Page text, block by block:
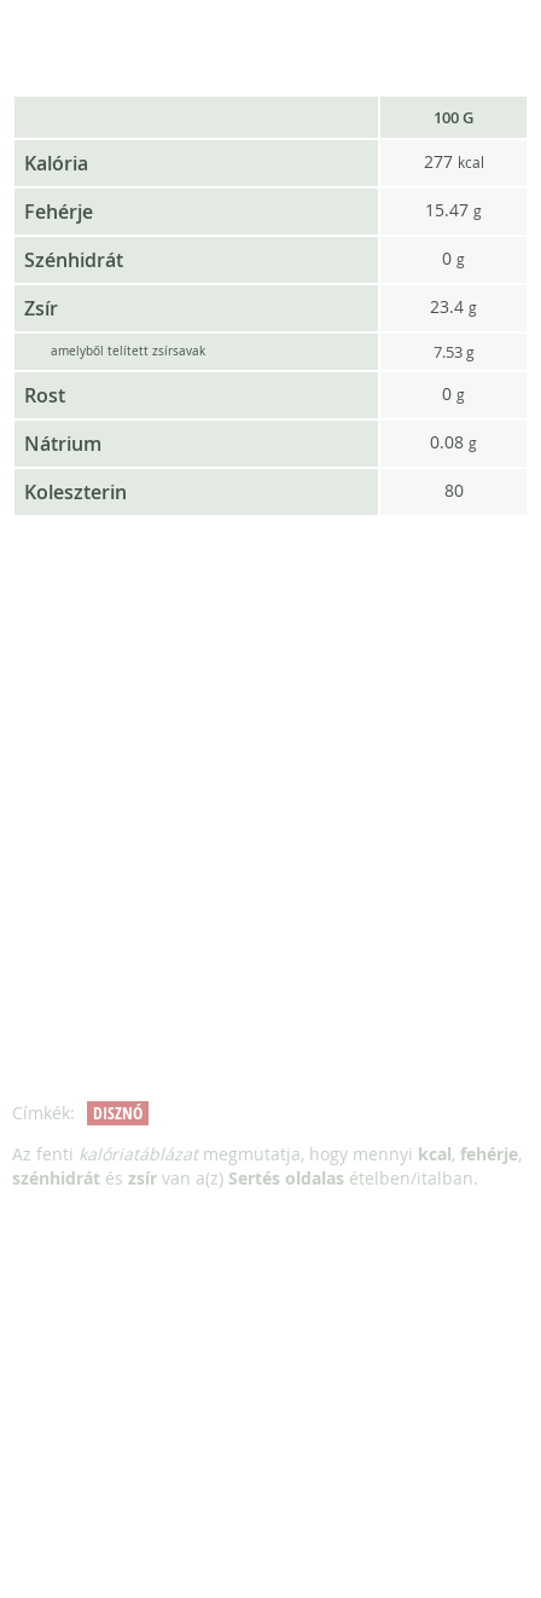
100 G
Kalória 277 kcal
Fehérje 15.47 g
Szénhidrát 0 g
Zsír 23.4 g
amelyből telített zsírsavak 7.53g
Rost 0 g
Nátrium 0.08 g
Koleszterin 80
Címkék:
DISZNÓ
Az fenti kalóriatáblázatmegmutatja, hogy mennyi kcal, fehérje,
szénhidrát és zsír van a(z) Sertés oldalas ételben/italban.